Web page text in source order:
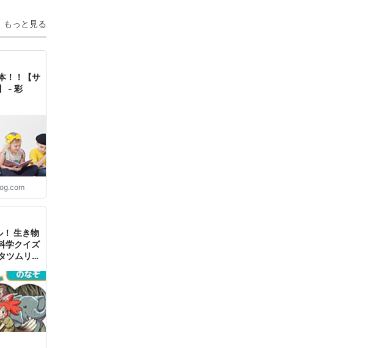
もっと見る
！！【サ
- 彩
！ 生き物
学クイズ
ツムリが
る条件
がいっぱ
、クイズ
万部突破
バル」シ